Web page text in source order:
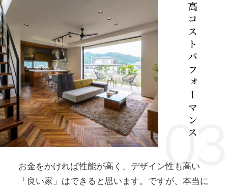
03
高コストパフォーマンス
お金をかければ性能が高く、デザイン性も高い
「良い家」はできると思います。ですが、本当に